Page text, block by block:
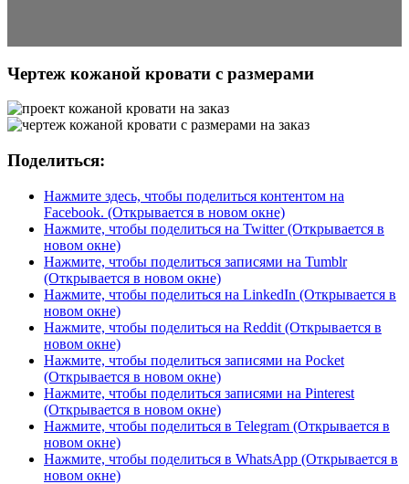
Чертеж кожаной кровати с размерами
Поделиться:
Нажмите здесь, чтобы поделиться контентом на
Facebook. (Открывается в новом окне)
Нажмите, чтобы поделиться на Twitter (Открывается в
новом окне)
Нажмите, чтобы поделиться записями на Tumblr
(Открывается в новом окне)
Нажмите, чтобы поделиться на LinkedIn (Открывается в
новом окне)
Нажмите, чтобы поделиться на Reddit (Открывается в
новом окне)
Нажмите, чтобы поделиться записями на Pocket
(Открывается в новом окне)
Нажмите, чтобы поделиться записями на Pinterest
(Открывается в новом окне)
Нажмите, чтобы поделиться в Telegram (Открывается в
новом окне)
Нажмите, чтобы поделиться в WhatsApp (Открывается в
новом окне)